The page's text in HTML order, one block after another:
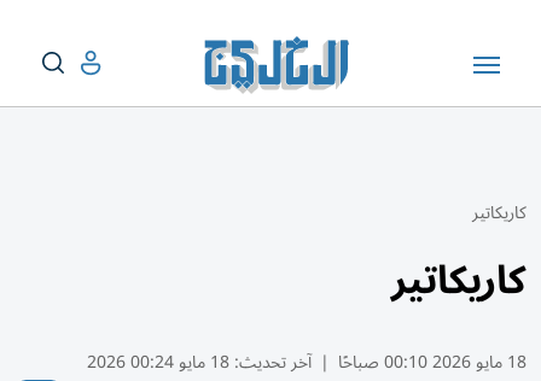
كاريكاتير
كاريكاتير
18 مايو 2026 00:10 صباحًا | آخر تحديث:18 مايو 00:24 2026